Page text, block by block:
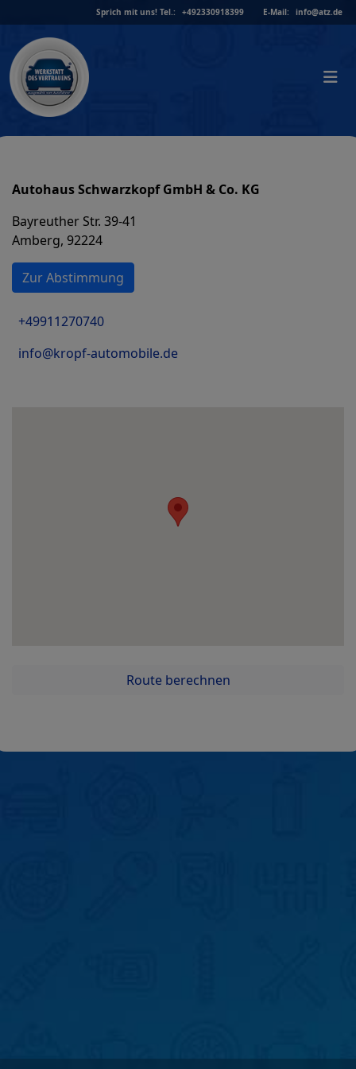
to
content
Sprich mit uns! Tel.: +492330918399 E-Mail: info@atz.de
Autohaus Schwarzkopf GmbH & Co. KG
Bayreuther Str. 39-41
Amberg, 92224
Zur Abstimmung
+49911270740
info@kropf-automobile.de
Route berechnen